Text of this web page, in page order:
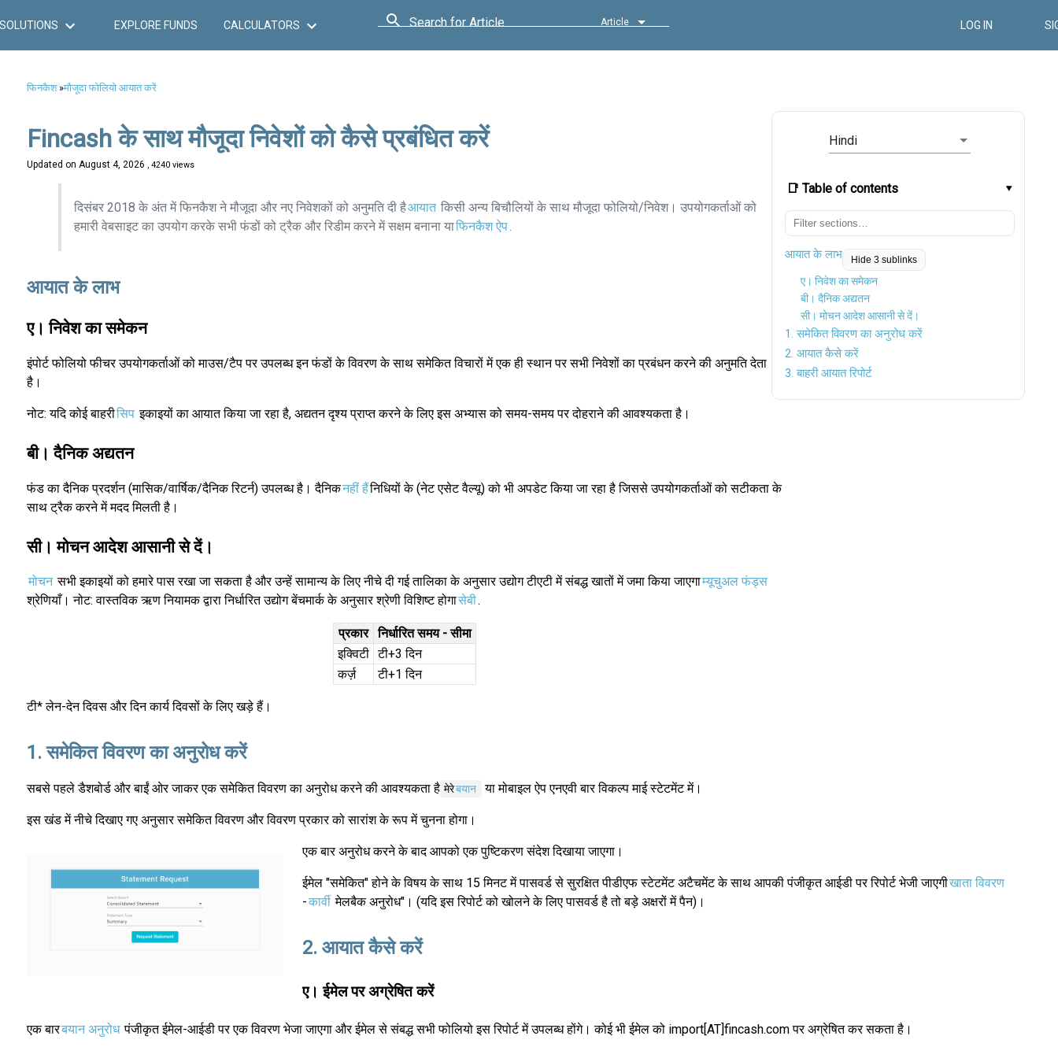
SOLUTIONS EXPLORE FUNDS CALCULATORS Search for Article Article LOG IN
फिनकैश»मौजूदा फोलियो आयात करें
Hindi
📑 Table of contents
आयात के लाभ Hide 3 sublinks
ए। निवेश का समेकन
बी। दैनिक अद्यतन
सी। मोचन आदेश आसानी से दें।
1. समेकित विवरण का अनुरोध करें
2. आयात कैसे करें
3. बाहरी आयात रिपोर्ट
Fincash के साथ मौजूदा निवेशों को कैसे प्रबंधित करें
Updated on August 4, 2026 , 4240 views
दिसंबर 2018 के अंत में फिनकैश ने मौजूदा और नए निवेशकों को अनुमति दी हैआयात किसी अन्य बिचौलियों के साथ मौजूदा फोलियो/निवेश। उपयोगकर्ताओं को
हमारी वेबसाइट का उपयोग करके सभी फंडों को ट्रैक और रिडीम करने में सक्षम बनाना याफिनकैश ऐप.
आयात के लाभ
ए। निवेश का समेकन
इंपोर्ट फोलियो फीचर उपयोगकर्ताओं को माउस/टैप पर उपलब्ध इन फंडों के विवरण के साथ समेकित विचारों में एक ही स्थान पर सभी निवेशों का प्रबंधन करने की अनुमति देता
है।
नोट: यदि कोई बाहरीसिप इकाइयों का आयात किया जा रहा है, अद्यतन दृश्य प्राप्त करने के लिए इस अभ्यास को समय-समय पर दोहराने की आवश्यकता है।
बी। दैनिक अद्यतन
फंड का दैनिक प्रदर्शन (मासिक/वार्षिक/दैनिक रिटर्न) उपलब्ध है। दैनिकनहीं हैंनिधियों के (नेट एसेट वैल्यू) को भी अपडेट किया जा रहा है जिससे उपयोगकर्ताओं को सटीकता के
साथ ट्रैक करने में मदद मिलती है।
सी। मोचन आदेश आसानी से दें।
मोचन सभी इकाइयों को हमारे पास रखा जा सकता है और उन्हें सामान्य के लिए नीचे दी गई तालिका के अनुसार उद्योग टीएटी में संबद्ध खातों में जमा किया जाएगाम्यूचुअल फंड्स
श्रेणियाँ। नोट: वास्तविक ऋण नियामक द्वारा निर्धारित उद्योग बेंचमार्क के अनुसार श्रेणी विशिष्ट होगासेबी.
प्रकार
निर्धारित समय - सीमा
इक्विटी टी+3 दिन
कर्ज़
टी+1 दिन
टी* लेन-देन दिवस और दिन कार्य दिवसों के लिए खड़े हैं।
1. समेकित विवरण का अनुरोध करें
सबसे पहले डैशबोर्ड और बाईं ओर जाकर एक समेकित विवरण का अनुरोध करने की आवश्यकता है मेरेबयान या मोबाइल ऐप एनएवी बार विकल्प माई स्टेटमेंट में।
इस खंड में नीचे दिखाए गए अनुसार समेकित विवरण और विवरण प्रकार को सारांश के रूप में चुनना होगा।
एक बार अनुरोध करने के बाद आपको एक पुष्टिकरण संदेश दिखाया जाएगा।
ईमेल "समेकित" होने के विषय के साथ 15 मिनट में पासवर्ड से सुरक्षित पीडीएफ स्टेटमेंट अटैचमेंट के साथ आपकी पंजीकृत आईडी पर रिपोर्ट भेजी जाएगीखाता विवरण
-कार्वी मेलबैक अनुरोध"। (यदि इस रिपोर्ट को खोलने के लिए पासवर्ड है तो बड़े अक्षरों में पैन)।
2. आयात कैसे करें
ए। ईमेल पर अग्रेषित करें
एक बारबयान अनुरोध पंजीकृत ईमेल-आईडी पर एक विवरण भेजा जाएगा और ईमेल से संबद्ध सभी फोलियो इस रिपोर्ट में उपलब्ध होंगे। कोई भी ईमेल को import[AT]fincash.com पर अग्रेषित कर सकता है।